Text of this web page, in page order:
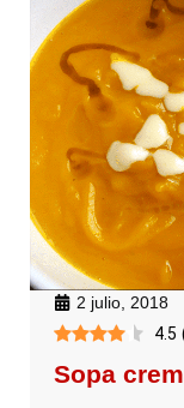
2 julio, 2018
4.5
Sopa